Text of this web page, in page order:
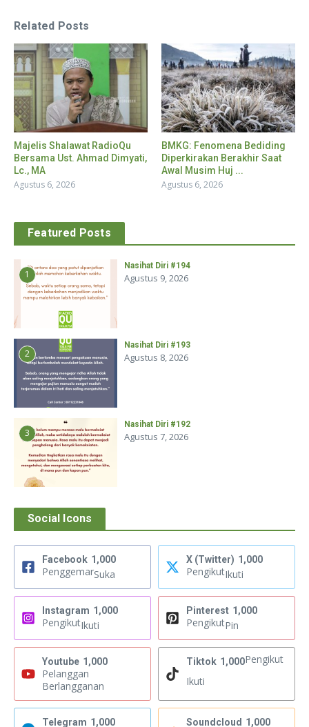
Related Posts
Majelis Shalawat RadioQu
Bersama Ust. Ahmad Dimyati,
Lc., MA
Agustus 6, 2026
BMKG: Fenomena Bediding
Diperkirakan Berakhir Saat
Awal Musim Huj ...
Agustus 6, 2026
Featured Posts
1
Nasihat Diri #194
Agustus 9, 2026
2
Nasihat Diri #193
Agustus 8, 2026
3
Nasihat Diri #192
Agustus 7, 2026
Social Icons
Facebook 1,000
PenggemarSuka
X (Twitter) 1,000
PengikutIkuti
Instagram 1,000
PengikutIkuti
Pinterest 1,000
PengikutPin
Youtube 1,000
Pelanggan
Berlangganan
Tiktok 1,000Pengikut
Ikuti
Telegram 1,000 Soundcloud 1,000